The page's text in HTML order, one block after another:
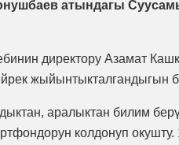
атындагы
директору Азамат
жыйынтыкталгандыгын
аралыктан билим
колдонуп окушту.